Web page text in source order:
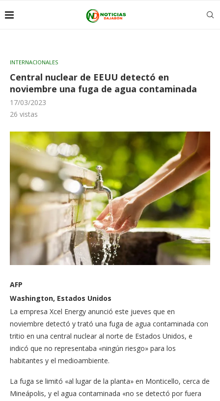
INTERNACIONALES
Central nuclear de EEUU detectó en
noviembre una fuga de agua contaminada
17/03/2023
26 vistas
AFP
Washington, Estados Unidos
La empresa Xcel Energy anunció este jueves que en
noviembre detectó y trató una fuga de agua contaminada con
tritio en una central nuclear al norte de Estados Unidos, e
indicó que no representaba «ningún riesgo» para los
habitantes y el medioambiente.
La fuga se limitó «al lugar de la planta» en Monticello, cerca de
Mineápolis, y el agua contaminada «no se detectó por fuera